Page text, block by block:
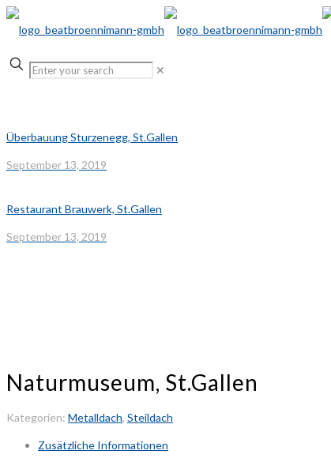
✕
Überbauung Sturzenegg, St.Gallen
September 13, 2019
Restaurant Brauwerk, St.Gallen
September 13, 2019
Naturmuseum, St.Gallen
Kategorien: Metalldach, Steildach
Zusätzliche Informationen